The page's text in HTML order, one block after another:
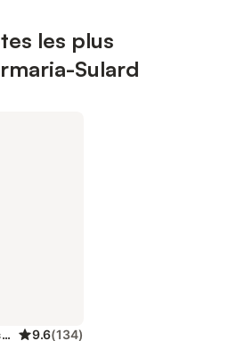
les plus
Sulard
Maison d’hôte pour 2 personnes 9.6(134)